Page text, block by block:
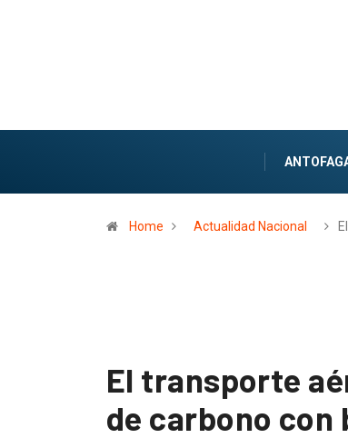
Home Actualidad Nacional
El transporte
de carbono